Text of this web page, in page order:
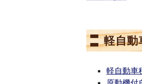
軽自動
軽自動車